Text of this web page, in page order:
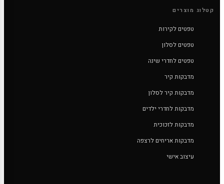
קטלוג מוצרים
טפטים לקירות
טפטים לסלון
טפטים לחדרי שינה
מדבקות קיר
מדבקות קיר לסלון
מדבקות לחדרי ילדים
מדבקות לזכוכית
מדבקות אריחים לרצפה
עיצוב אישי